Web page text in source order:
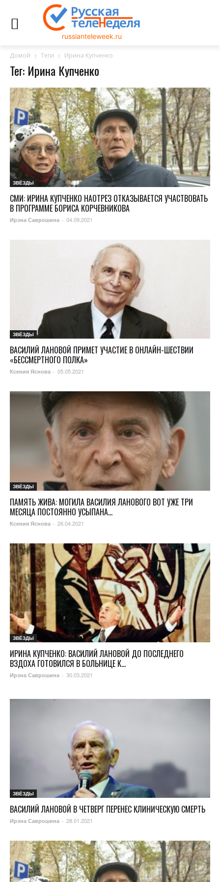
russianteleweek.ru
Домой Теги Ирина Купченко
Тег: Ирина Купченко
ЗВЁЗДЫ
СМИ: ИРИНА КУПЧЕНКО НАОТРЕЗ ОТКАЗЫВАЕТСЯ УЧАСТВОВАТЬ
В ПРОГРАММЕ БОРИСА КОРЧЕВНИКОВА
Ирэна Саврошина - 04.09.2021
ЗВЁЗДЫ
ВАСИЛИЙ ЛАНОВОЙ ПРИМЕТ УЧАСТИЕ В ОНЛАЙН-ШЕСТВИИ
«БЕССМЕРТНОГО ПОЛКА»
Ксения Яснова - 05.05.2021
ЗВЁЗДЫ
ПАМЯТЬ ЖИВА: МОГИЛА ВАСИЛИЯ ЛАНОВОГО ВОТ УЖЕ ТРИ
МЕСЯЦА ПОСТОЯННО УСЫПАНА...
Ксения Яснова - 26.04.2021
ЗВЁЗДЫ
ИРИНА КУПЧЕНКО: ВАСИЛИЙ ЛАНОВОЙ ДО ПОСЛЕДНЕГО
ВЗДОХА ГОТОВИЛСЯ В БОЛЬНИЦЕ К...
Ирэна Саврошина - 30.03.2021
ЗВЁЗДЫ
ВАСИЛИЙ ЛАНОВОЙ В ЧЕТВЕРГ ПЕРЕНЕС КЛИНИЧЕСКУЮ СМЕРТЬ
Ирэна Саврошина - 28.01.2021